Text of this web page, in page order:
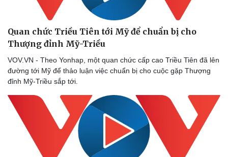
Quan chức Triều Tiên tới Mỹ để chuẩn bị cho
Thượng đỉnh Mỹ-Triều
VOV.VN - Theo Yonhap, một quan chức cấp cao Triều Tiên đã lên
đường tới Mỹ để thảo luận việc chuẩn bị cho cuộc gặp Thượng
đỉnh Mỹ-Triều sắp tới.